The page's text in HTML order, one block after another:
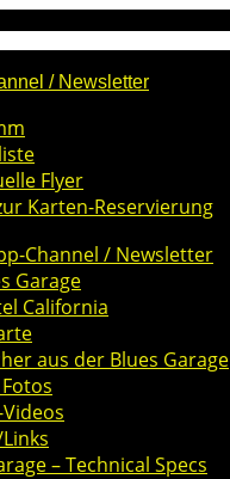
/ Newsletter
Flyer
Karten-Reservierung
Channel / Newsletter
Garage
California
aus der Blues Garage
– Technical Specs